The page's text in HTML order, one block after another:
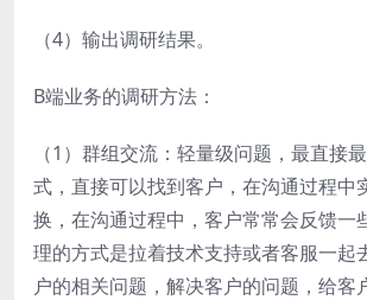
（4）输出调研结果。
B端业务的调研方法：
（1）群组交流：轻量级问题，最直接
式，直接可以找到客户，在沟通过程中
换，在沟通过程中，客户常常会反馈一
理的方式是拉着技术支持或者客服一起
户的相关问题，解决客户的问题，给客